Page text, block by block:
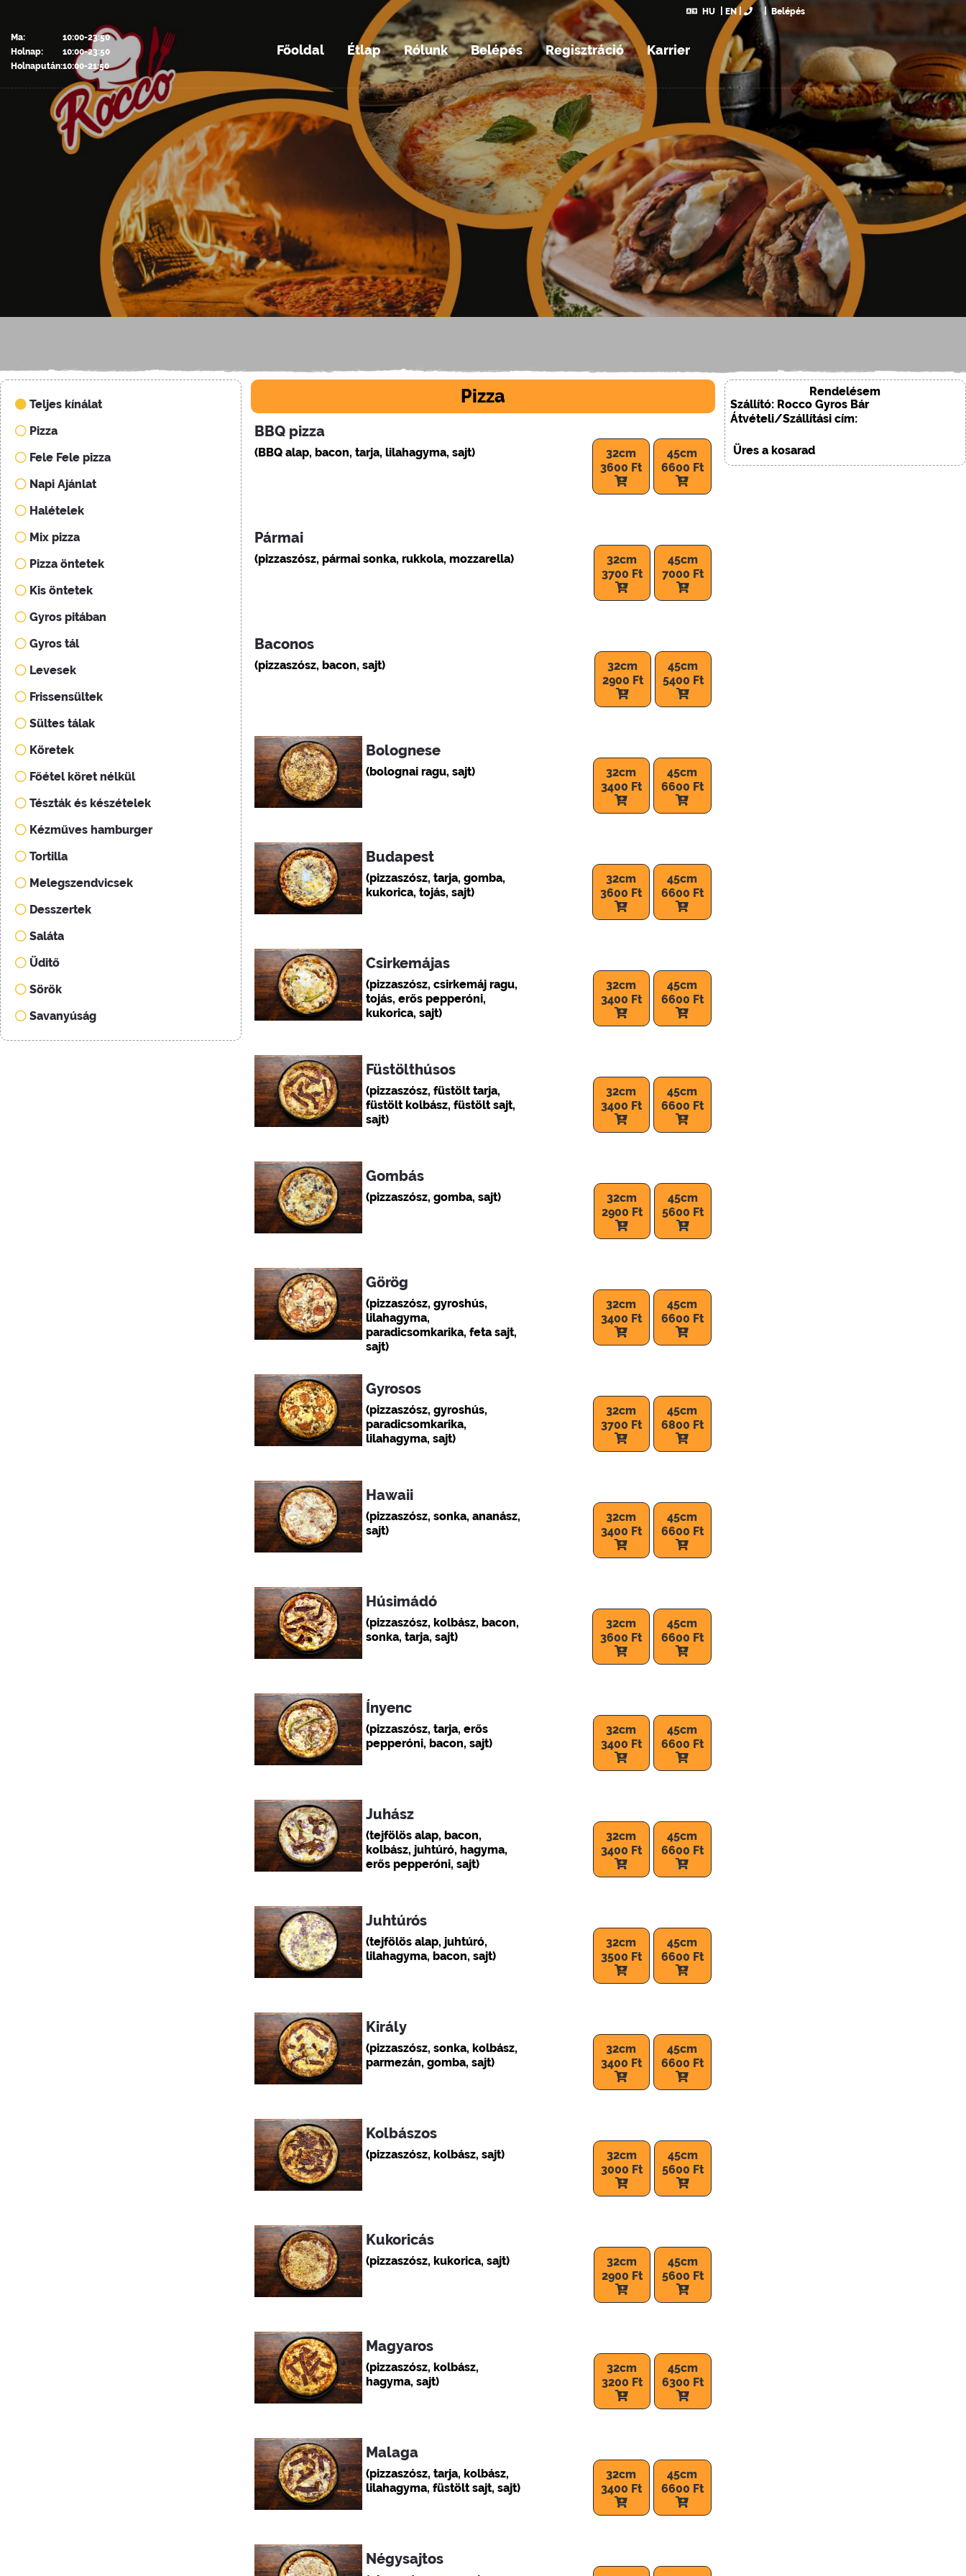
HU EN Belépés
Ma:
10:00-23:50
Holnap:
10:00-23:50
Holnapután:10:00-21:50
Főoldal Étlap Rólunk Belépés Regisztráció Karrier
Teljes kínálat
Pizza
Fele Fele pizza
Napi Ajánlat
Halételek
Mix pizza
Pizza öntetek
Kis öntetek
Gyros pitában
Gyros tál
Levesek
Frissensültek
Sültes tálak
Köretek
Főétel köret nélkül
Tészták és készételek
Kézműves hamburger
Tortilla
Melegszendvicsek
Desszertek
Saláta
Üditő
Sörök
Savanyúság
Pizza
BBQ pizza
(BBQ alap, bacon, tarja, lilahagyma, sajt)
32cm
3600 Ft
45cm
6600 Ft
Pármai
(pizzaszósz, pármai sonka, rukkola, mozzarella)
32cm
3700 Ft
45cm
7000 Ft
Baconos
(pizzaszósz, bacon, sajt)
32cm
2900 Ft
45cm
5400 Ft
Bolognese
(bolognai ragu, sajt)
32cm
3400 Ft
45cm
6600 Ft
Budapest
(pizzaszósz, tarja, gomba,
kukorica, tojás, sajt)
32cm
3600 Ft
45cm
6600 Ft
Csirkemájas
(pizzaszósz, csirkemáj ragu,
tojás, erős pepperóni,
kukorica, sajt)
32cm
3400 Ft
45cm
6600 Ft
Füstölthúsos
(pizzaszósz, füstölt tarja,
füstölt kolbász, füstölt sajt,
sajt)
32cm
3400 Ft
45cm
6600 Ft
Gombás
(pizzaszósz, gomba, sajt)
32cm
2900 Ft
45cm
5600 Ft
Görög
(pizzaszósz, gyroshús,
lilahagyma,
paradicsomkarika, feta sajt,
sajt)
32cm
3400 Ft
45cm
6600 Ft
Gyrosos
(pizzaszósz, gyroshús,
paradicsomkarika,
lilahagyma, sajt)
32cm
3700 Ft
45cm
6800 Ft
Hawaii
(pizzaszósz, sonka, ananász,
sajt)
32cm
3400 Ft
45cm
6600 Ft
Húsimádó
(pizzaszósz, kolbász, bacon,
sonka, tarja, sajt)
32cm
3600 Ft
45cm
6600 Ft
Ínyenc
(pizzaszósz, tarja, erős
pepperóni, bacon, sajt)
32cm
3400 Ft
45cm
6600 Ft
Juhász
(tejfölös alap, bacon,
kolbász, juhtúró, hagyma,
erős pepperóni, sajt)
32cm
3400 Ft
45cm
6600 Ft
Juhtúrós
(tejfölös alap, juhtúró,
lilahagyma, bacon, sajt)
32cm
3500 Ft
45cm
6600 Ft
Király
(pizzaszósz, sonka, kolbász,
parmezán, gomba, sajt)
32cm
3400 Ft
45cm
6600 Ft
Kolbászos
(pizzaszósz, kolbász, sajt)
32cm
3000 Ft
45cm
5600 Ft
Kukoricás
(pizzaszósz, kukorica, sajt)
32cm
2900 Ft
45cm
5600 Ft
Magyaros
(pizzaszósz, kolbász,
hagyma, sajt)
32cm
3200 Ft
45cm
6300 Ft
Malaga
(pizzaszósz, tarja, kolbász,
lilahagyma, füstölt sajt, sajt)
32cm
3400 Ft
45cm
6600 Ft
Négysajtos
Rendelésem
Szállító: Rocco Gyros Bár
Átvételi/Szállítási cím:
Üres a kosarad